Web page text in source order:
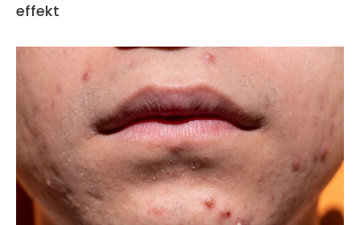
effekt